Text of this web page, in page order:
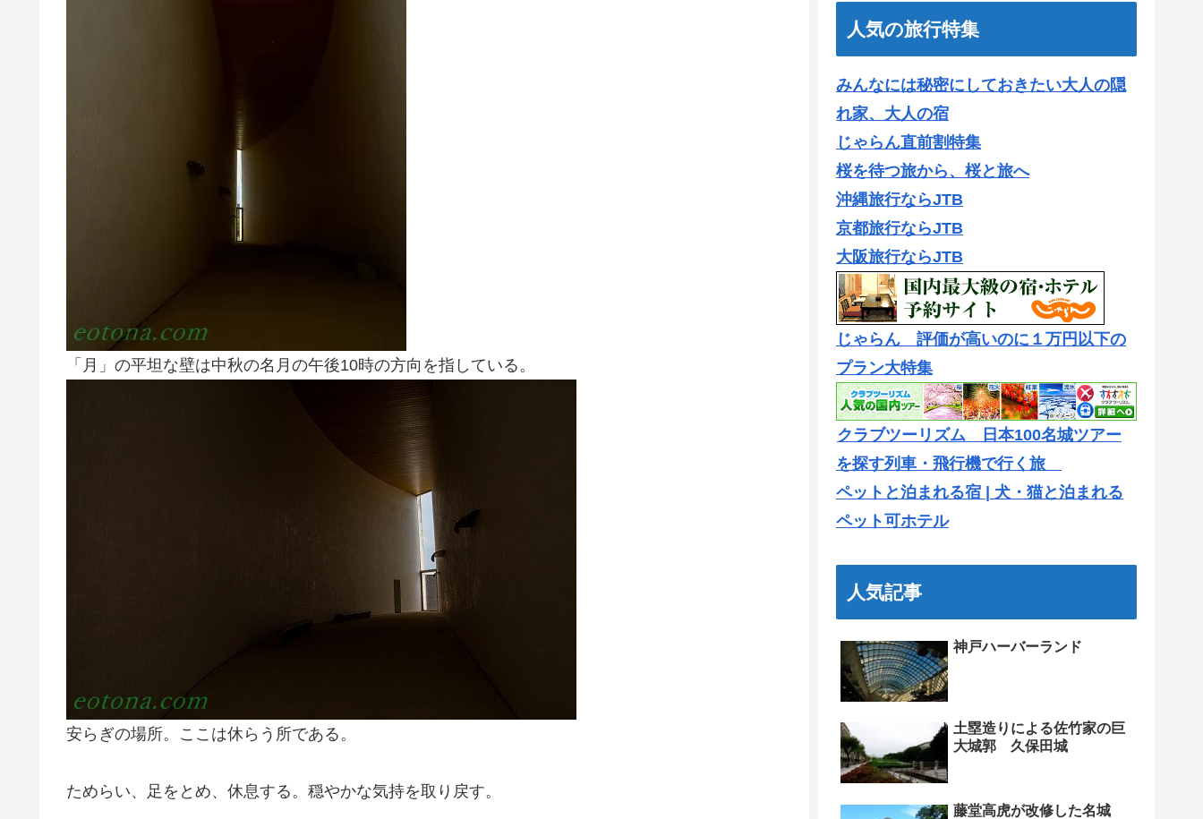
「月」の平坦な壁は中秋の名月の午後10時の方向を指している。
安らぎの場所。ここは休らう所である。
ためらい、足をとめ、休息する。穏やかな気持を取り戻す。
人気の旅行特集
みんなには秘密にしておきたい大人の隠
れ家、大人の宿
じゃらん直前割特集
桜を待つ旅から、桜と旅へ
沖縄旅行ならJTB
京都旅行ならJTB
大阪旅行ならJTB
じゃらん 評価が高いのに１万円以下の
プラン大特集
クラブツーリズム 日本100名城ツアー
を探す列車・飛行機で行く旅
ペットと泊まれる宿 | 犬・猫と泊まれる
ペット可ホテル
人気記事
神戸ハーバーランド
土塁造りによる佐竹家の巨
大城郭 久保田城
藤堂高虎が改修した名城